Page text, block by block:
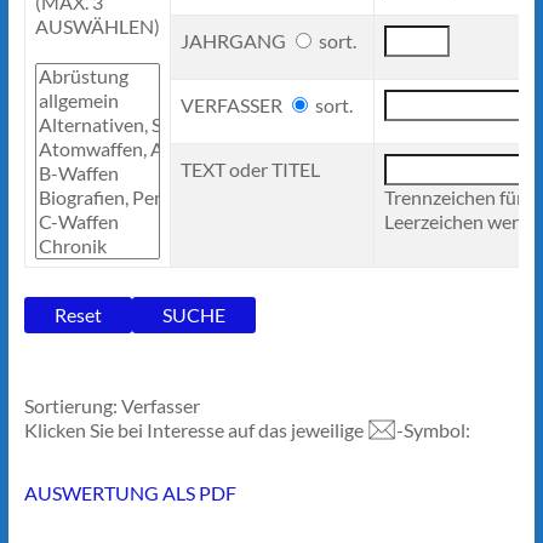
AUSWÄHLEN)
JAHRGANG sort.
VERFASSER sort.
TEXT oder TITEL
Trennzeichen für
Leerzeichen
Sortierung: Verfasser
Klicken Sie bei Interesse auf das jeweilige
-Symbol:
AUSWERTUNG ALS PDF